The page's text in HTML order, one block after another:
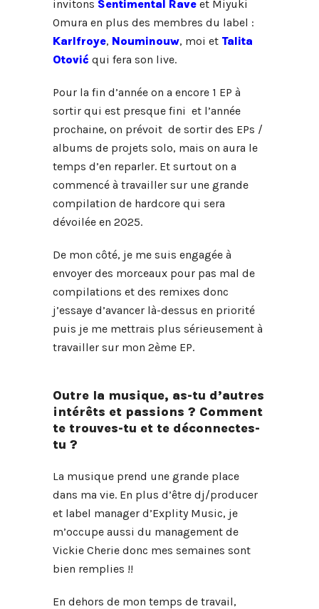
invitons Sentimental Rave et Miyuki
Omura en plus des membres du label :
Karlfroye, Nouminouw, moi et Talita
Otović qui fera son live.
Pour la fin d’année on a encore 1 EP à
sortir qui est presque fini et l’année
prochaine, on prévoit de sortir des EPs /
albums de projets solo, mais on aura le
temps d’en reparler. Et surtout on a
commencé à travailler sur une grande
compilation de hardcore qui sera
dévoilée en 2025.
De mon côté, je me suis engagée à
envoyer des morceaux pour pas mal de
compilations et des remixes donc
j’essaye d’avancer là-dessus en priorité
puis je me mettrais plus sérieusement à
travailler sur mon 2ème EP.
Outre la musique, as-tu d’autres
intérêts et passions ? Comment
te trouves-tu et te déconnectes-
tu ?
La musique prend une grande place
dans ma vie. En plus d’être dj/producer
et label manager d’Explity Music, je
m’occupe aussi du management de
Vickie Cherie donc mes semaines sont
bien remplies !!
En dehors de mon temps de travail,